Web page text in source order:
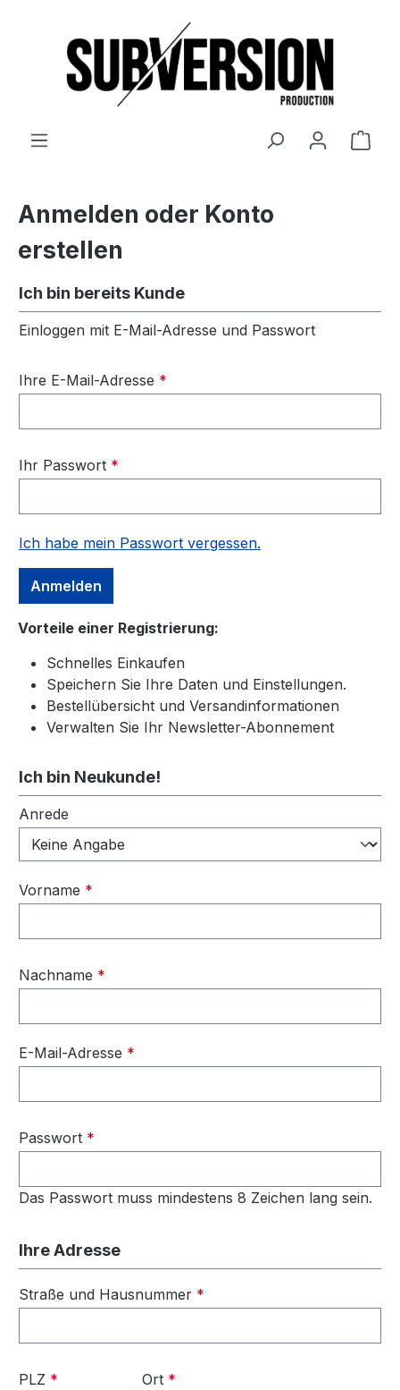
Anmelden oder Konto
erstellen
Ich bin bereits Kunde
Einloggen mit E-Mail-Adresse und Passwort
Ihre E-Mail-Adresse *
Ihr Passwort *
Ich habe mein Passwort vergessen.
Anmelden
Vorteile einer Registrierung:
Schnelles Einkaufen
Speichern Sie Ihre Daten und Einstellungen.
Bestellübersicht und Versandinformationen
Verwalten Sie Ihr Newsletter-Abonnement
Ich bin Neukunde!
Persönliche Informationen
Anrede
Vorname *
Nachname *
E-Mail-Adresse *
Passwort *
Das Passwort muss mindestens 8 Zeichen lang sein.
Ihre Adresse
Straße und Hausnummer *
PLZ * Ort *